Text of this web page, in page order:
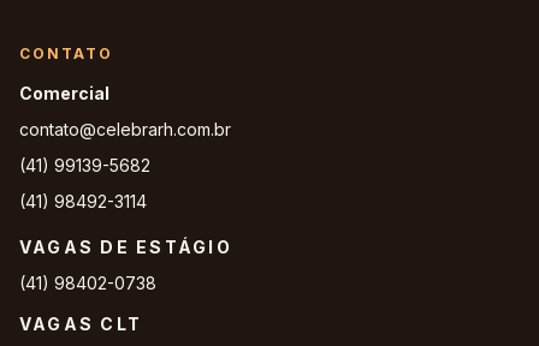
CONTATO
Comercial
contato@celebrarh.com.br
(41) 99139-5682
(41) 98492-3114
VAGAS DE ESTÁGIO
(41) 98402-0738
VAGAS CLT